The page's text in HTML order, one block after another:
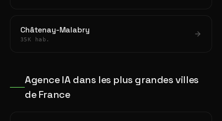
Châtenay-Malabry
35K hab.
Agence IA dans les plus grandes villes
de France